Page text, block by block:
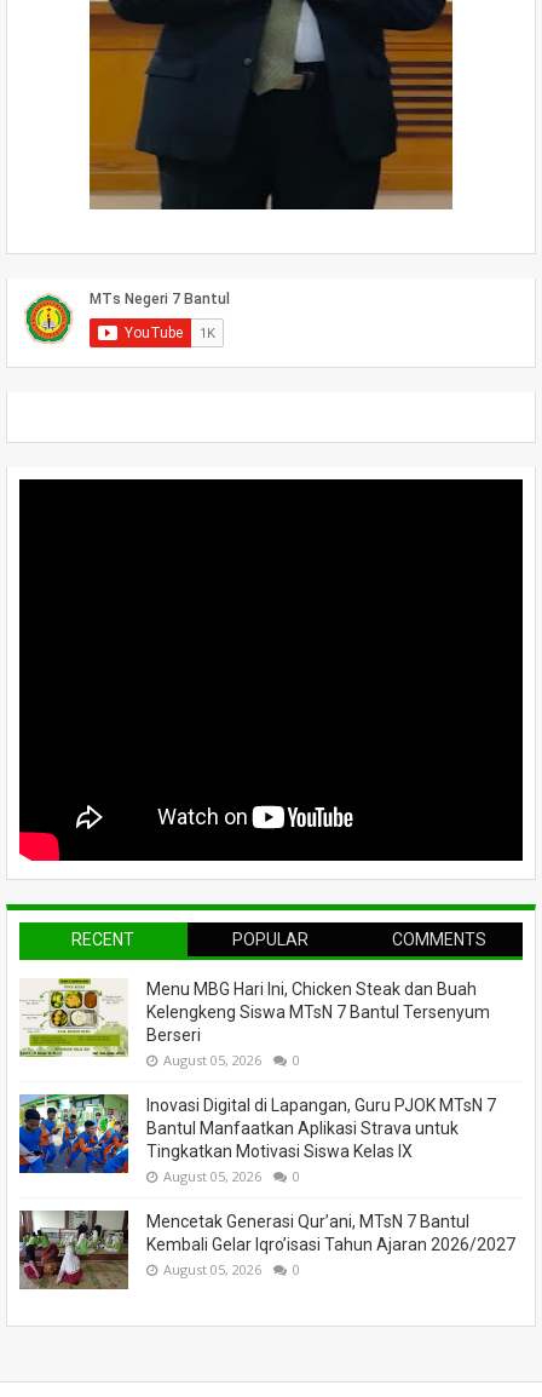
RECENT POPULAR COMMENTS
Menu MBG Hari Ini, Chicken Steak dan Buah
Kelengkeng Siswa MTsN 7 Bantul Tersenyum
Berseri
August 05, 2026 0
Inovasi Digital di Lapangan, Guru PJOK MTsN 7
Bantul Manfaatkan Aplikasi Strava untuk
Tingkatkan Motivasi Siswa Kelas IX
August 05, 2026 0
Mencetak Generasi Qur’ani, MTsN 7 Bantul
Kembali Gelar Iqro’isasi Tahun Ajaran 2026/2027
August 05, 2026 0